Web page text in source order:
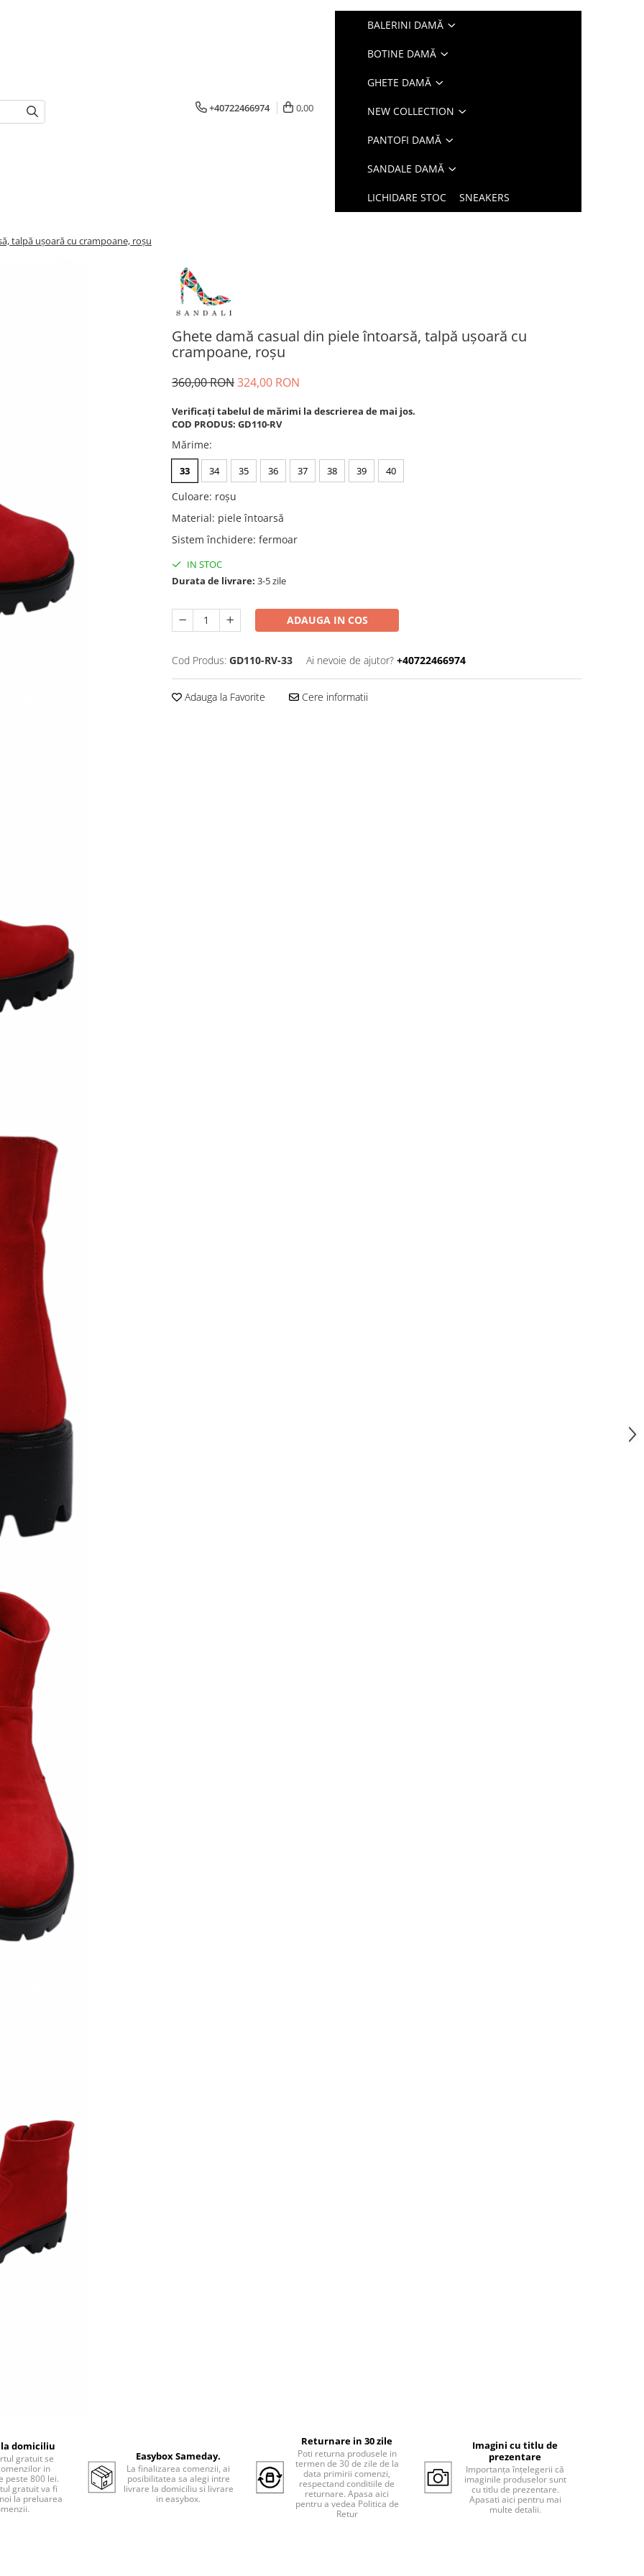
+40722466974 0,00
BALERINI DAMĂ
BOTINE DAMĂ
GHETE DAMĂ
NEW COLLECTION
PANTOFI DAMĂ
SANDALE DAMĂ
LICHIDARE STOC SNEAKERS
talpă ușoară cu crampoane, roșu
Ghete damă casual din piele întoarsă, talpă ușoară cu
crampoane, roșu
360,00 RON324,00 RON
Verificați tabelul de mărimi la descrierea de mai jos.
COD PRODUS: GD110-RV
Mărime:
33 34 35 36 37 38 39 40
Culoare: roșu
Material: piele întoarsă
Sistem închidere: fermoar
IN STOC
Durata de livrare: 3-5 zile
ADAUGA IN COS
Cod Produs: GD110-RV-33 Ai nevoie de ajutor? +40722466974
Adauga la Favorite Cere informatii
domiciliu
gratuit se
in
peste 800 lei.
gratuit va fi
la preluarea
Easybox Sameday.
La finalizarea comenzii, ai
posibilitatea sa alegi intre
livrare la domiciliu si livrare
in easybox.
Returnare in 30 zile
Poti returna produsele in
termen de 30 de zile de la
data primirii comenzi,
respectand conditiile de
returnare. Apasa aici
pentru a vedea Politica de
Retur
Imagini cu titlu de
prezentare
Importanța înțelegerii că
imaginile produselor sunt
cu titlu de prezentare.
Apasati aici pentru mai
multe detalii.